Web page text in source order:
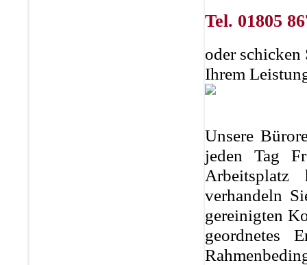
Tel. 01805
oder
Ihrem
Unsere
jeden Tag
verhandeln
gereinigten
geordnetes